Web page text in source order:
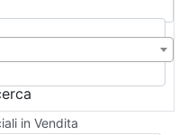
in Vendita